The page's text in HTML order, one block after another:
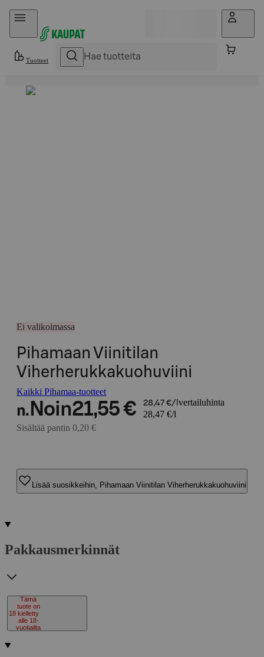
Hyppää sisältöön
Tuotteet
Ei valikoimassa
Pihamaan Viinitilan
Viherherukkakuohuviini
Kaikki Pihamaa-tuotteet
n. Noin21,55 € 28,47 €/l vertailuhinta
28,47 €/l
Sisältää pantin 0,20 €
Lisää suosikkeihin, Pihamaan Viinitilan Viherherukkakuohuviini
Pakkausmerkinnät
18
Tämä
tuote on
kielletty
alle 18-
vuotiailta